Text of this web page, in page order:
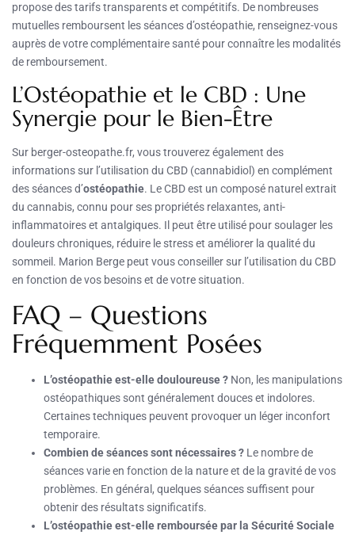
propose des tarifs transparents et compétitifs. De nombreuses
mutuelles remboursent les séances d’ostéopathie, renseignez-vous
auprès de votre complémentaire santé pour connaître les modalités
de remboursement.
L’Ostéopathie et le CBD : Une
Synergie pour le Bien-Être
Sur berger-osteopathe.fr, vous trouverez également des
informations sur l’utilisation du CBD (cannabidiol) en complément
des séances d’ostéopathie. Le CBD est un composé naturel extrait
du cannabis, connu pour ses propriétés relaxantes, anti-
inflammatoires et antalgiques. Il peut être utilisé pour soulager les
douleurs chroniques, réduire le stress et améliorer la qualité du
sommeil. Marion Berge peut vous conseiller sur l’utilisation du CBD
en fonction de vos besoins et de votre situation.
FAQ – Questions
Fréquemment Posées
L’ostéopathie est-elle douloureuse ? Non, les manipulations
ostéopathiques sont généralement douces et indolores.
Certaines techniques peuvent provoquer un léger inconfort
temporaire.
Combien de séances sont nécessaires ? Le nombre de
séances varie en fonction de la nature et de la gravité de vos
problèmes. En général, quelques séances suffisent pour
obtenir des résultats significatifs.
L’ostéopathie est-elle remboursée par la Sécurité Sociale